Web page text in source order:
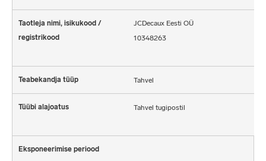
JCDecaux Eesti OÜ
10348263
Tahvel
Tahvel tugipostil